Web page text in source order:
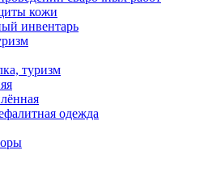
кожи
инвентарь
туризм
одежда